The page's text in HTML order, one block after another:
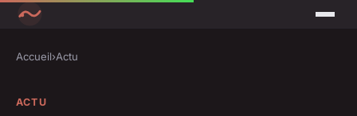
Accueil›Actu
ACTU